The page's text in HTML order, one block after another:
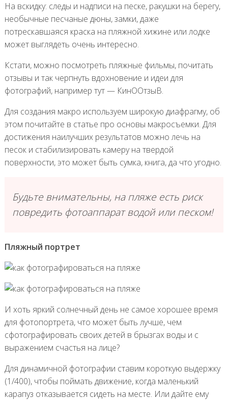
На вскидку: следы и надписи на песке, ракушки на берегу,
необычные песчаные дюны, замки, даже
потрескавшаяся краска на пляжной хижине или лодке
может выглядеть очень интересно.
Кстати, можно посмотреть пляжные фильмы, почитать
отзывы и так черпнуть вдохновение и идеи для
фотографий, например тут — КинООтзыВ.
Для создания макро используем широкую диафрагму, об
этом почитайте в статье про основы макросъемки. Для
достижения наилучших результатов можно лечь на
песок и стабилизировать камеру на твердой
поверхности, это может быть сумка, книга, да что угодно.
Будьте внимательны, на пляже есть риск
повредить фотоаппарат водой или песком!
Пляжный портрет
И хоть яркий солнечный день не самое хорошее время
для фотопортрета, что может быть лучше, чем
сфотографировать своих детей в брызгах воды и с
выражением счастья на лице?
Для динамичной фотографии ставим короткую выдержку
(1/400), чтобы поймать движение, когда маленький
карапуз отказывается сидеть на месте. Или дайте ему